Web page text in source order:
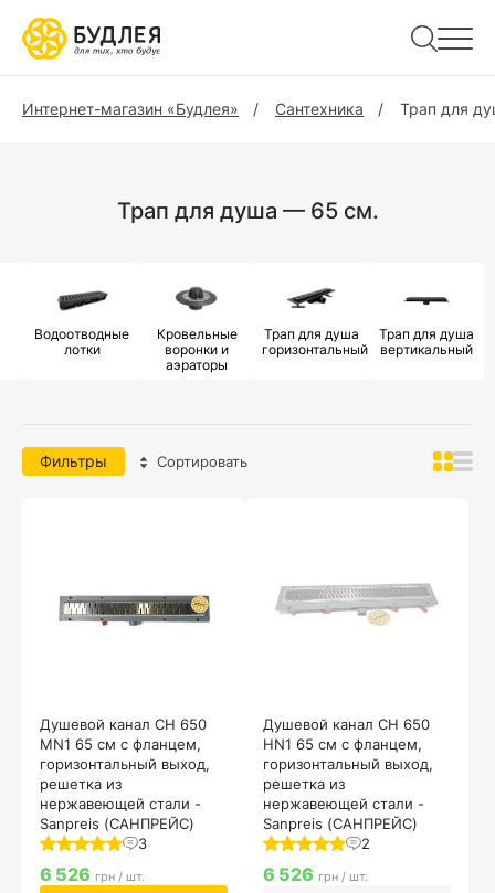
Интернет-магазин «Будлея» Сантехника Трап для
Трап для душа — 65 см.
Водоотводные
лотки
Кровельные
воронки и
аэраторы
Трап для душа
горизонтальный
Трап для душа
вертикальный
Фильтры Сортировать
Душевой канал CH 650
MN1 65 см с фланцем,
горизонтальный выход,
решетка из
нержавеющей стали -
Sanpreis (САНПРЕЙС)
3
6 526 грн / шт.
Душевой канал CH 650
HN1 65 см с фланцем,
горизонтальный выход,
решетка из
нержавеющей стали -
Sanpreis (САНПРЕЙС)
2
6 526 грн / шт.